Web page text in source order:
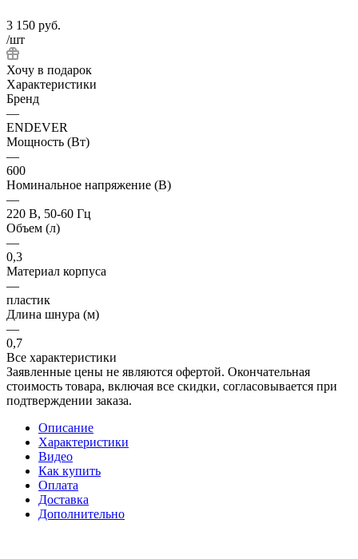
3 150 руб.
/шт
Хочу в подарок
Характеристики
Бренд
—
ENDEVER
Мощность (Вт)
—
600
Номинальное напряжение (В)
—
220 В, 50-60 Гц
Объем (л)
—
0,3
Материал корпуса
—
пластик
Длина шнура (м)
—
0,7
Все характеристики
Заявленные цены не являются офертой. Окончательная
стоимость товара, включая все скидки, согласовывается при
подтверждении заказа.
Описание
Характеристики
Видео
Как купить
Оплата
Доставка
Дополнительно